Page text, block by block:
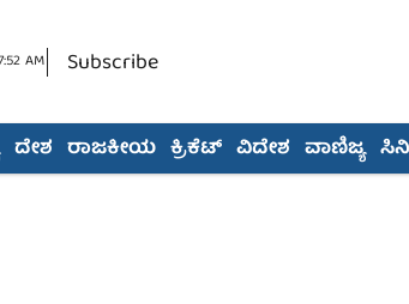
AM Subscribe
ದೇಶ ರಾಜಕೀಯ ಕ್ರಿಕೆಟ್ ವಿದೇಶ ವಾಣಿಜ್ಯ